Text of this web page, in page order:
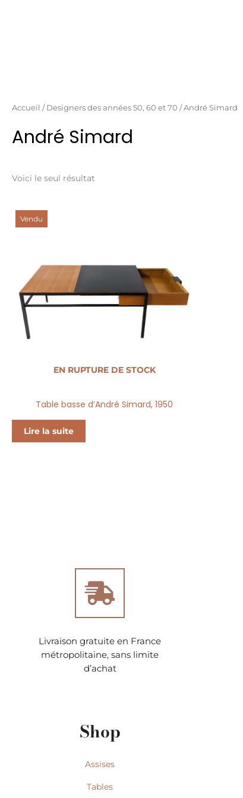
Accueil / Designers des années 50, 60 et 70 / André Simard
André Simard
Voici le seul résultat
Vendu
EN RUPTURE DE STOCK
Table basse d’André Simard, 1950
Lire la suite
Livraison gratuite en France
métropolitaine, sans limite
d’achat
Shop
Assises
Tables